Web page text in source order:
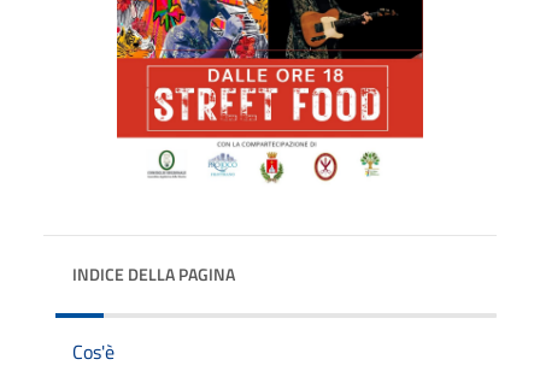
INDICE DELLA PAGINA
Cos'è